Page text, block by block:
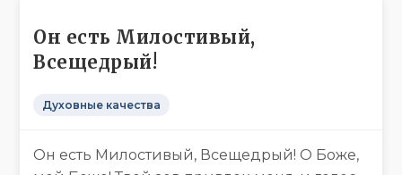
Он есть Милостивый,
Всещедрый!
Духовные качества
Он есть Милостивый, Всещедрый! О Боже,